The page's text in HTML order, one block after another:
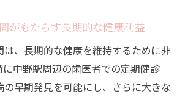
の習慣化とその効果
心を第一に考える歯医者
期健診が明るい笑顔を保つ秘訣
える定期健診の効果
がもたらす長期的な健康利益
は、長期的な健康を維持するために非
に中野駅周辺の歯医者での定期健診
の早期発見を可能にし、さらに大きな